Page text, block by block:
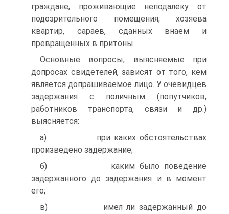
граждане, проживающие неподалеку от
подозрительного помещения; хозяева
квартир, сараев, сданных внаем и
превращенных в притоны.
Основные вопросы, выясняемые при
допросах свидетелей, зависят от того, кем
является допрашиваемое лицо. У очевидцев
задержания с поличным (попутчиков,
работников транспорта, связи и др.)
выясняется:
а) при каких обстоятельствах
произведено задержание;
б) каким было поведение
задержанного до задержания и в момент
его;
в) имел ли задержанный до